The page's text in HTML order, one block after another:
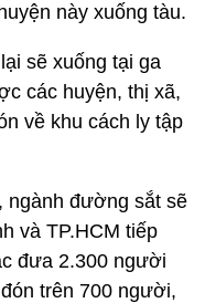
này xuống tàu.
sẽ xuống tại ga
các huyện, thị xã,
về khu cách ly tập
ngành đường sắt sẽ
và TP.HCM tiếp
đưa 2.300 người
trên 700 người,